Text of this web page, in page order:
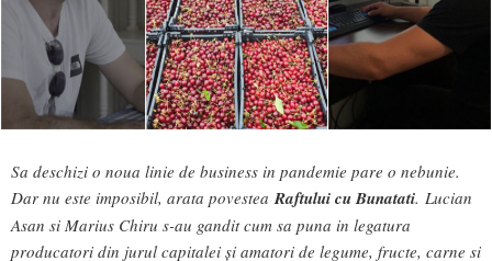
Sa deschizi o noua linie de business in pandemie pare o nebunie.
Dar nu este imposibil, arata povestea Raftului cu Bunatati. Lucian
Asan si Marius Chiru s-au gandit cum sa puna in legatura
producatori din jurul capitalei și amatori de legume, fructe, carne si